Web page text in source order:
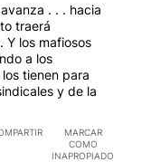
. . . hacia
traerá
Y los mafiosos
a los
tienen para
y de la
MARCAR
COMO
INAPROPIADO